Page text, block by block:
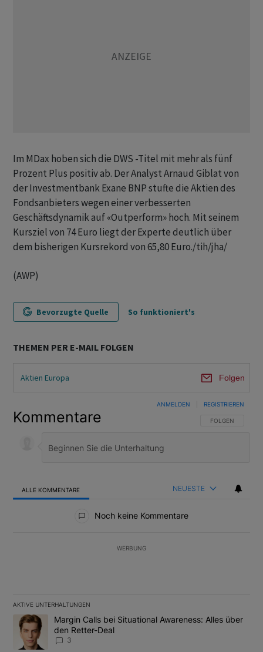
Im MDax hoben sich die DWS -Titel mit mehr als fünf
Prozent Plus positiv ab. Der Analyst Arnaud Giblat von
der Investmentbank Exane BNP stufte die Aktien des
Fondsanbieters wegen einer verbesserten
Geschäftsdynamik auf «Outperform» hoch. Mit seinem
Kursziel von 74 Euro liegt der Experte deutlich über
dem bisherigen Kursrekord von 65,80 Euro./tih/jha/
(AWP)
Bevorzugte Quelle So funktioniert's
THEMEN PER E-MAIL FOLGEN
Aktien Europa Folgen
Kommentare FOLGE DIESER
FOLGEN
ANMELDEN REGISTRIEREN
ALLE KOMMENTARE NEUESTE
Noch keine Kommentare
WERBUNG
AKTIVE UNTERHALTUNGEN
Das Folgende ist eine Liste der am meisten kommentierten
Ein Trendartikel mit dem Titel "Margin Calls bei Situational
Margin Calls bei Situational Awareness: Alles über
den Retter-Deal
3